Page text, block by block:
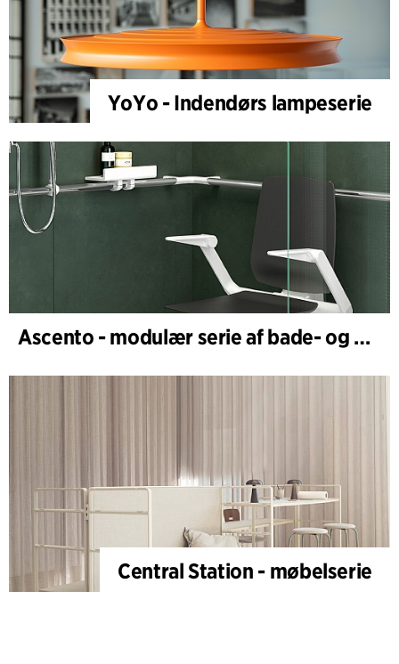
YoYo - Indendørs lampeserie
Ascento - modulær serie af bade- og brusestole
Central Station - møbelserie